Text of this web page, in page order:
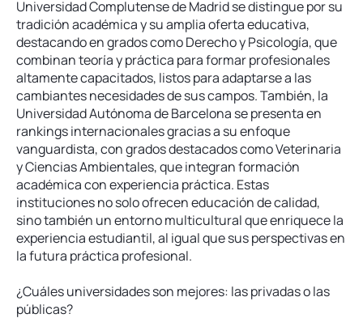
Universidad Complutense de Madrid se distingue por su
tradición académica y su amplia oferta educativa,
destacando en grados como Derecho y Psicología, que
combinan teoría y práctica para formar profesionales
altamente capacitados, listos para adaptarse a las
cambiantes necesidades de sus campos. También, la
Universidad Autónoma de Barcelona se presenta en
rankings internacionales gracias a su enfoque
vanguardista, con grados destacados como Veterinaria
y Ciencias Ambientales, que integran formación
académica con experiencia práctica. Estas
instituciones no solo ofrecen educación de calidad,
sino también un entorno multicultural que enriquece la
experiencia estudiantil, al igual que sus perspectivas en
la futura práctica profesional.
¿Cuáles universidades son mejores: las privadas o las
públicas?